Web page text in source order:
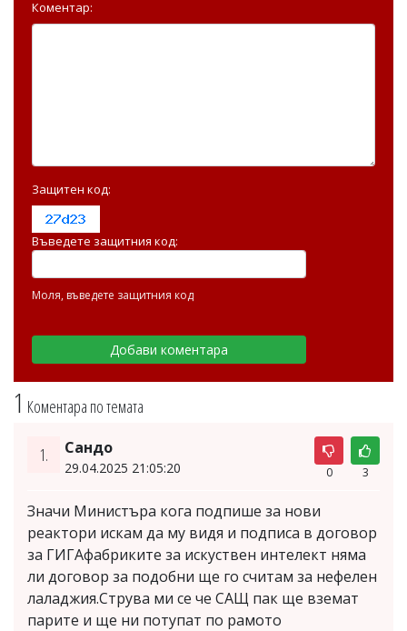
1 Коментара по темата
1. Сандо
29.04.2025 21:05:20 0 3
Значи Министъра кога подпише за нови
реактори искам да му видя и подписа в договор
за ГИГАфабриките за искуствен интелект няма
ли договор за подобни ще го считам за нефелен
лаладжия.Струва ми се че САЩ пак ще вземат
парите и ще ни потупат по рамото
Коментар:
Защитен код:
Въведете защитния код:
Моля, въведете защитния код